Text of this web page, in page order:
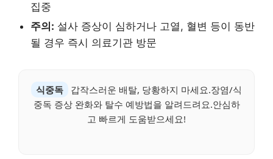
집중
주의: 설사 증상이 심하거나 고열, 혈변 등이 동반
될 경우 즉시 의료기관 방문
식중독
갑작스러운 배탈, 당황하지 마세요.장염/식
중독 증상 완화와 탈수 예방법을 알려드려요.안심하
고 빠르게 도움받으세요!